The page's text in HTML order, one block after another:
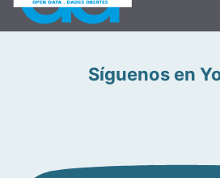
Síguenos en